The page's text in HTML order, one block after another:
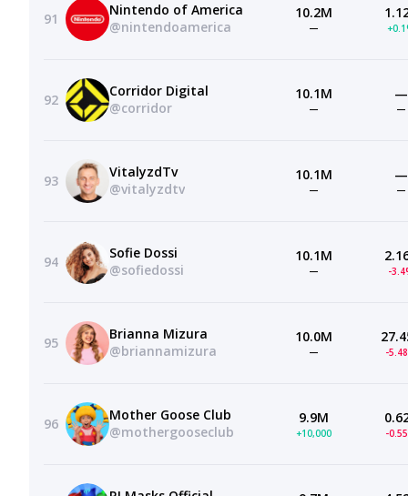
91
Nintendo of America
@nintendoamerica
10.2M
—
92
Corridor Digital
@corridor
10.1M
—
—
—
93
VitalyzdTv
@vitalyzdtv
10.1M
—
—
—
94
Sofie Dossi
@sofiedossi
10.1M
— -
95
Brianna Mizura
@briannamizura
10.0M
— -
96
Mother Goose Club
@mothergooseclub
9.9M
+10,000 -